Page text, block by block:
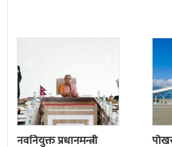
नवनियुक्त प्रधानमन्त्री